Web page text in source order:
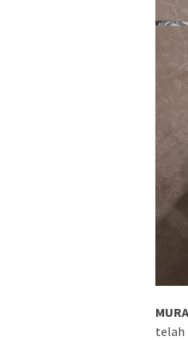
telah